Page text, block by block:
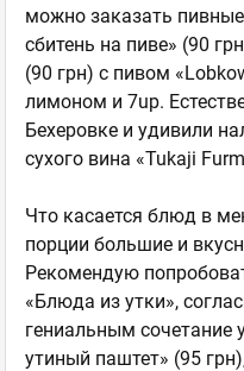
можно заказать
сбитень на пиве» (90
(90 грн) с пивом
лимоном и 7up.
Бехеровке и удивили
сухого вина «Tukaji
Что касается блюд в
порции большие и
Рекомендую
«Блюда из утки»,
гениальным
утиный паштет» (95